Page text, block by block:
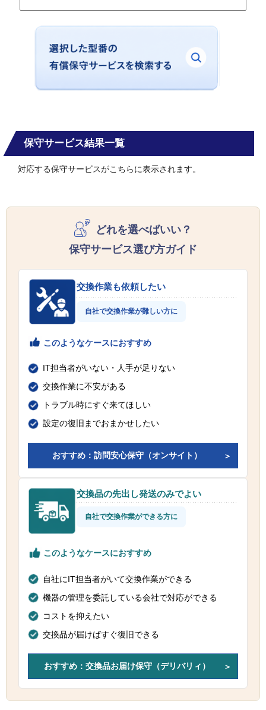
保守サービス結果一覧
対応する保守サービスがこちらに表示されます。
どれを選べばいい？
保守サービス選び方ガイド
交換作業も依頼したい
自社で交換作業が難しい方に
このようなケースにおすすめ
IT担当者がいない・人手が足りない
交換作業に不安がある
トラブル時にすぐ来てほしい
設定の復旧までおまかせしたい
おすすめ：訪問安心保守（オンサイト）
交換品の先出し発送のみでよい
自社で交換作業ができる方に
このようなケースにおすすめ
自社にIT担当者がいて交換作業ができる
機器の管理を委託している会社で対応ができる
コストを抑えたい
交換品が届けばすぐ復旧できる
おすすめ：交換品お届け保守（デリバリィ）